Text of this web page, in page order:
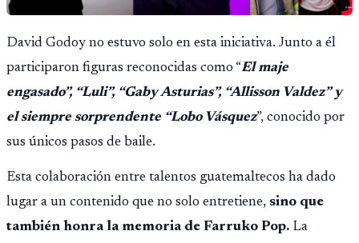
David Godoy no estuvo solo en esta iniciativa. Junto a él
participaron figuras reconocidas como “El maje
engasado”, “Luli”, “Gaby Asturias”, “Allisson Valdez” y
el siempre sorprendente “Lobo Vásquez”, conocido por
sus únicos pasos de baile.
Esta colaboración entre talentos guatemaltecos ha dado
lugar a un contenido que no solo entretiene, sino que
también honra la memoria de Farruko Pop. La